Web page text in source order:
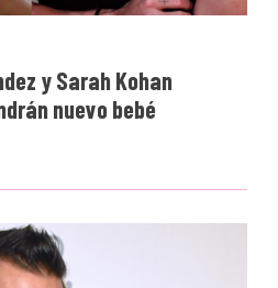
y Sarah Kohan
nuevo bebé